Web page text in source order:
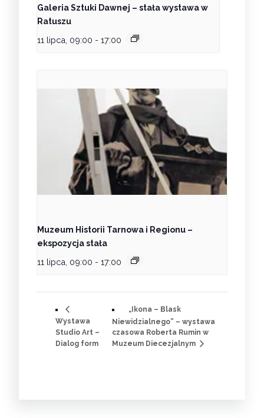
Galeria Sztuki Dawnej – stała wystawa w
Ratuszu
11 lipca, 09:00 - 17:00
Muzeum Historii Tarnowa i Regionu –
ekspozycja stała
11 lipca, 09:00 - 17:00
Wystawa
Studio Art –
Dialog form
„Ikona – Blask
Niewidzialnego” – wystawa
czasowa Roberta Rumin w
Muzeum Diecezjalnym